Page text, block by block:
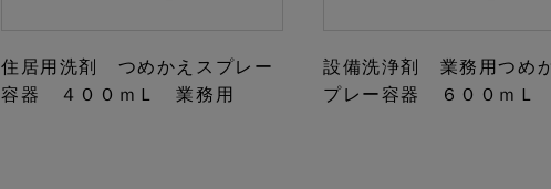
住居用洗剤 つめかえスプレー
容器 ４００ｍＬ 業務用
設備洗浄剤 業務用つめ
プレー容器 ６００ｍＬ